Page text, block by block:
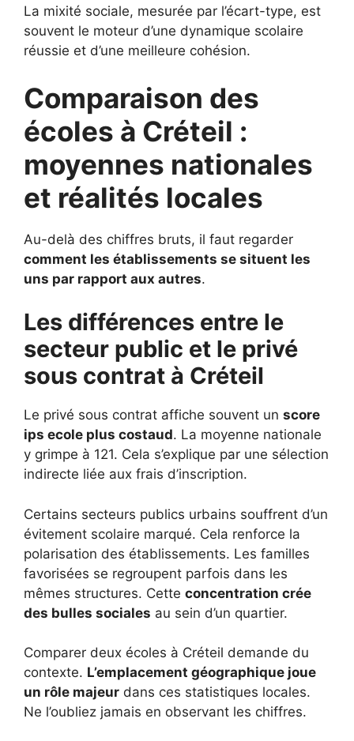
La mixité sociale, mesurée par l’écart-type, est
souvent le moteur d’une dynamique scolaire
réussie et d’une meilleure cohésion.
Comparaison des
écoles à Créteil :
moyennes nationales
et réalités locales
Au-delà des chiffres bruts, il faut regarder
comment les établissements se situent les
uns par rapport aux autres.
Les différences entre le
secteur public et le privé
sous contrat à Créteil
Le privé sous contrat affiche souvent un score
ips ecole plus costaud. La moyenne nationale
y grimpe à 121. Cela s’explique par une sélection
indirecte liée aux frais d’inscription.
Certains secteurs publics urbains souffrent d’un
évitement scolaire marqué. Cela renforce la
polarisation des établissements. Les familles
favorisées se regroupent parfois dans les
mêmes structures. Cette concentration crée
des bulles sociales au sein d’un quartier.
Comparer deux écoles à Créteil demande du
contexte. L’emplacement géographique joue
un rôle majeur dans ces statistiques locales.
Ne l’oubliez jamais en observant les chiffres.